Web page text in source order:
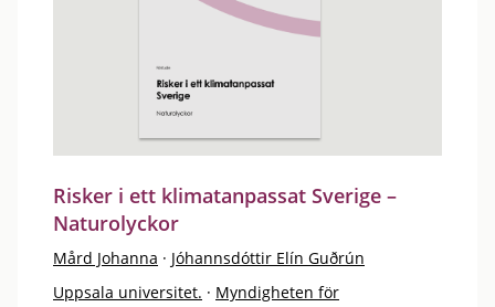
Risker i ett klimatanpassat Sverige –
Naturolyckor
Mård Johanna · Jóhannsdóttir Elín Guðrún
Uppsala universitet. · Myndigheten för